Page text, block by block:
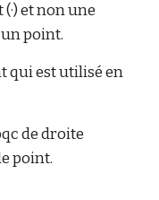
et non une
point.
qui est utilisé en
de droite
point.